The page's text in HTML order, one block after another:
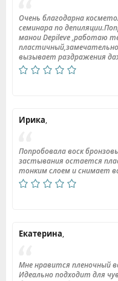
Очень благодарна
семинара по
манои Depileve ,работаю
вызывает раздражения
Ирика,
Попробовала воск
застывания остается
тонким слоем и снимает
Екатерина,
Мне нравится пленочный
Идеально подходит для